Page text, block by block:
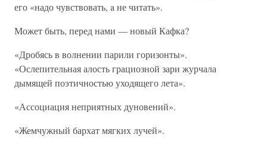
его «надо чувствовать, a не читать».
Может быть, перед нами — новый Кафка?
«Дробясь в волнении парили горизонты».
«Ослепительная алость грациозной зари журчала
дымящей поэтичностью уходящего лета».
«Ассоциация неприятных дуновений».
«Жемчужный бархат мягких лучей».